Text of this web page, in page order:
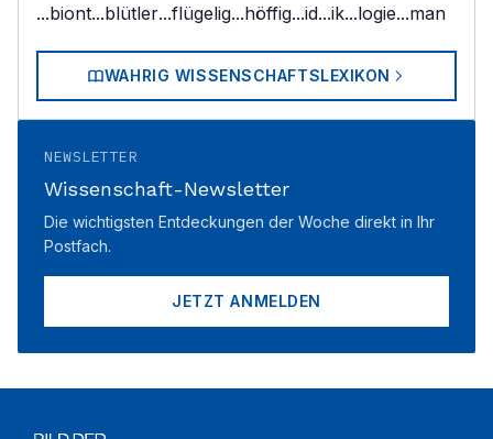
...biont...blütler...flügelig...höffig...id...ik...logie...man
WAHRIG WISSENSCHAFTSLEXIKON
NEWSLETTER
Wissenschaft-Newsletter
Die wichtigsten Entdeckungen der Woche direkt in Ihr
Postfach.
JETZT ANMELDEN